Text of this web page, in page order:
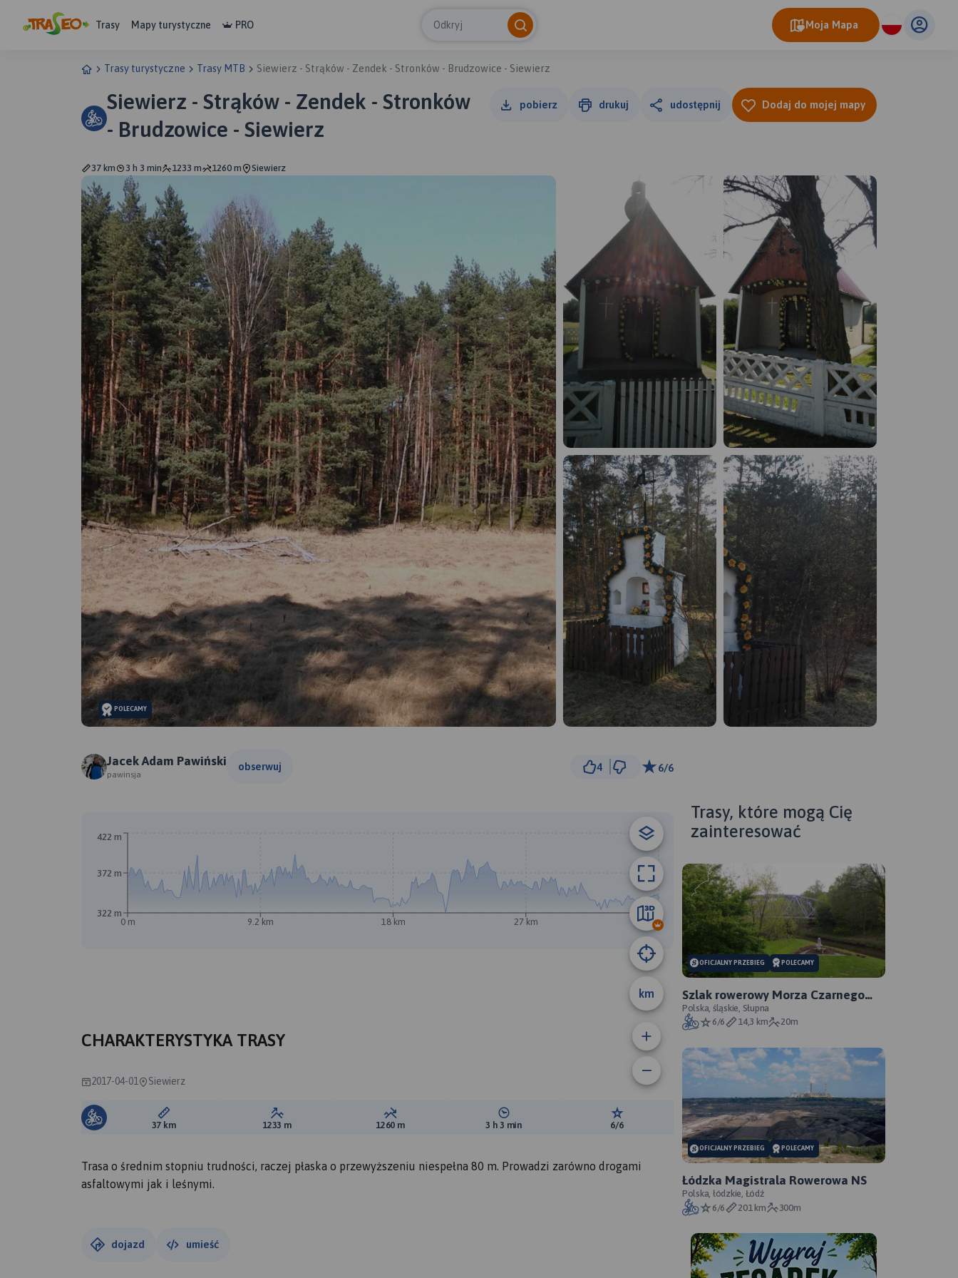
Trasy Mapy turystyczne PRO Odkryj Moja Mapa
Trasy turystyczne Trasy MTB Siewierz - Strąków - Zendek - Stronków - Brudzowice - Siewierz
Siewierz - Strąków - Zendek - Stronków
- Brudzowice - Siewierz
pobierz drukuj udostępnij Dodaj do mojej mapy
37 km 3 h 3 min 1233 m 1260 m Siewierz
POLECAMY
Jacek Adam Pawiński
pawinsja
obserwuj 4 6/6
2 km
km
0 m 9.2 km 18 km 27 km 37 km
322 m
372 m
422 m
CHARAKTERYSTYKA TRASY
2017-04-01 Siewierz
Długość trasy:
37 km Suma przewyższeń:
1233 m Suma spadków:
1260 m Średni czas potrzebny na pokonanie trasy:
3 h 3 min Ocena trasy:
6/6
Trasa o średnim stopniu trudności, raczej płaska o przewyższeniu niespełna 80 m. Prowadzi zarówno drogami
asfaltowymi jak i leśnymi.
dojazd umieść
Trasy, które mogą Cię
zainteresować
OFICJALNY PRZEBIEG POLECAMY
Szlak rowerowy Morza Czarnego
Sosnowiec - oficjalny przebieg
Polska, śląskie, Słupna
6/6
14,3 km 20m
OFICJALNY PRZEBIEG POLECAMY
Łódzka Magistrala Rowerowa NS
Polska, łódzkie, Łódź
6/6
201 km 300m